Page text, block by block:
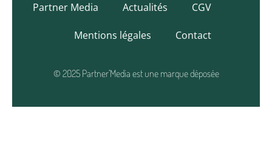
© 2025 Partner’Media est une marque déposée
Partner Media Actualités CGV
Mentions légales Contact